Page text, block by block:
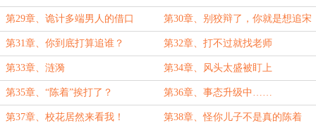
第29章、诡计多端男人的借口 第30章、别狡辩了，你就是想追宋
时微！
第31章、你到底打算追谁？ 第32章、打不过就找老师
第33章、涟漪 第34章、风头太盛被盯上
第35章、“陈着”挨打了？ 第36章、事态升级中……
第37章、校花居然来看我！ 第38章、怪你儿子不是真的陈着